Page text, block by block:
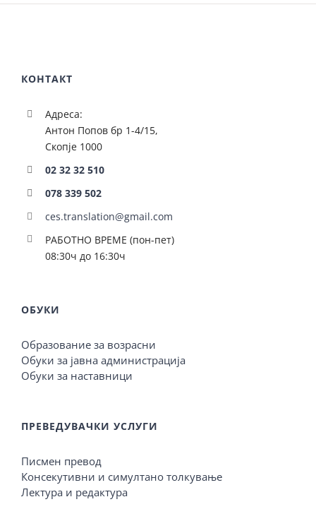
КОНТАКТ
Адреса:
Антон Попов бр 1-4/15,
Скопје 1000
02 32 32 510
078 339 502
ces.translation@gmail.com
РАБОТНО ВРЕМЕ (пон-пет)
08:30ч до 16:30ч
ОБУКИ
Образование за возрасни
Обуки за јавна администрација
Обуки за наставници
ПРЕВЕДУВАЧКИ УСЛУГИ
Писмен превод
Консекутивни и симултано толкување
Лектура и редактура